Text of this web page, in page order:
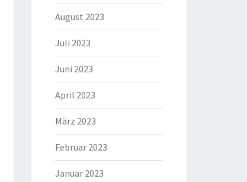
August 2023
Juli 2023
Juni 2023
April 2023
März 2023
Februar 2023
Januar 2023